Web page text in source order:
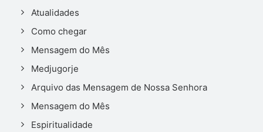
Atualidades
Como chegar
Mensagem do Mês
Medjugorje
Arquivo das Mensagem de Nossa Senhora
Mensagem do Mês
Espiritualidade